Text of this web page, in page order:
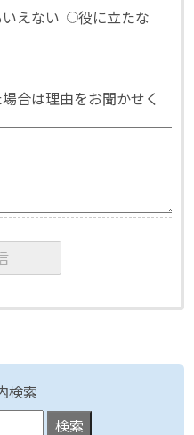
えない
役に立たな
合は理由をお聞かせく
検索